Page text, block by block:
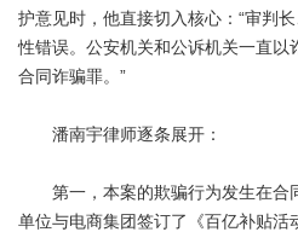
护意见时，他直接切入核心：“审判
性错误。公安机关和公诉机关一直以
合同诈骗罪。”
潘南宇律师逐条展开：
第一，本案的欺骗行为发生在合
单位与电商集团签订了《百亿补贴活